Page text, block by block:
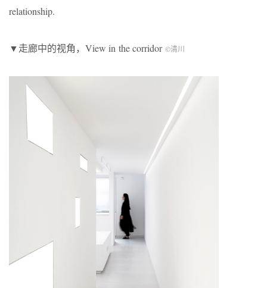
relationship.
▼走廊中的视角，View in the corridor ©清川